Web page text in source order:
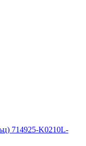
714925-K0210L-